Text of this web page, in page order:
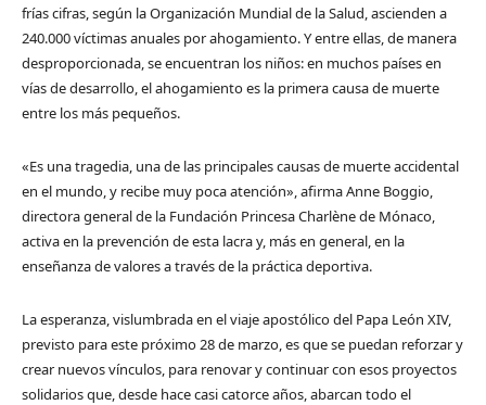
frías cifras, según la Organización Mundial de la Salud, ascienden a
240.000 víctimas anuales por ahogamiento. Y entre ellas, de manera
desproporcionada, se encuentran los niños: en muchos países en
vías de desarrollo, el ahogamiento es la primera causa de muerte
entre los más pequeños.
«Es una tragedia, una de las principales causas de muerte accidental
en el mundo, y recibe muy poca atención», afirma Anne Boggio,
directora general de la Fundación Princesa Charlène de Mónaco,
activa en la prevención de esta lacra y, más en general, en la
enseñanza de valores a través de la práctica deportiva.
La esperanza, vislumbrada en el viaje apostólico del Papa León XIV,
previsto para este próximo 28 de marzo, es que se puedan reforzar y
crear nuevos vínculos, para renovar y continuar con esos proyectos
solidarios que, desde hace casi catorce años, abarcan todo el